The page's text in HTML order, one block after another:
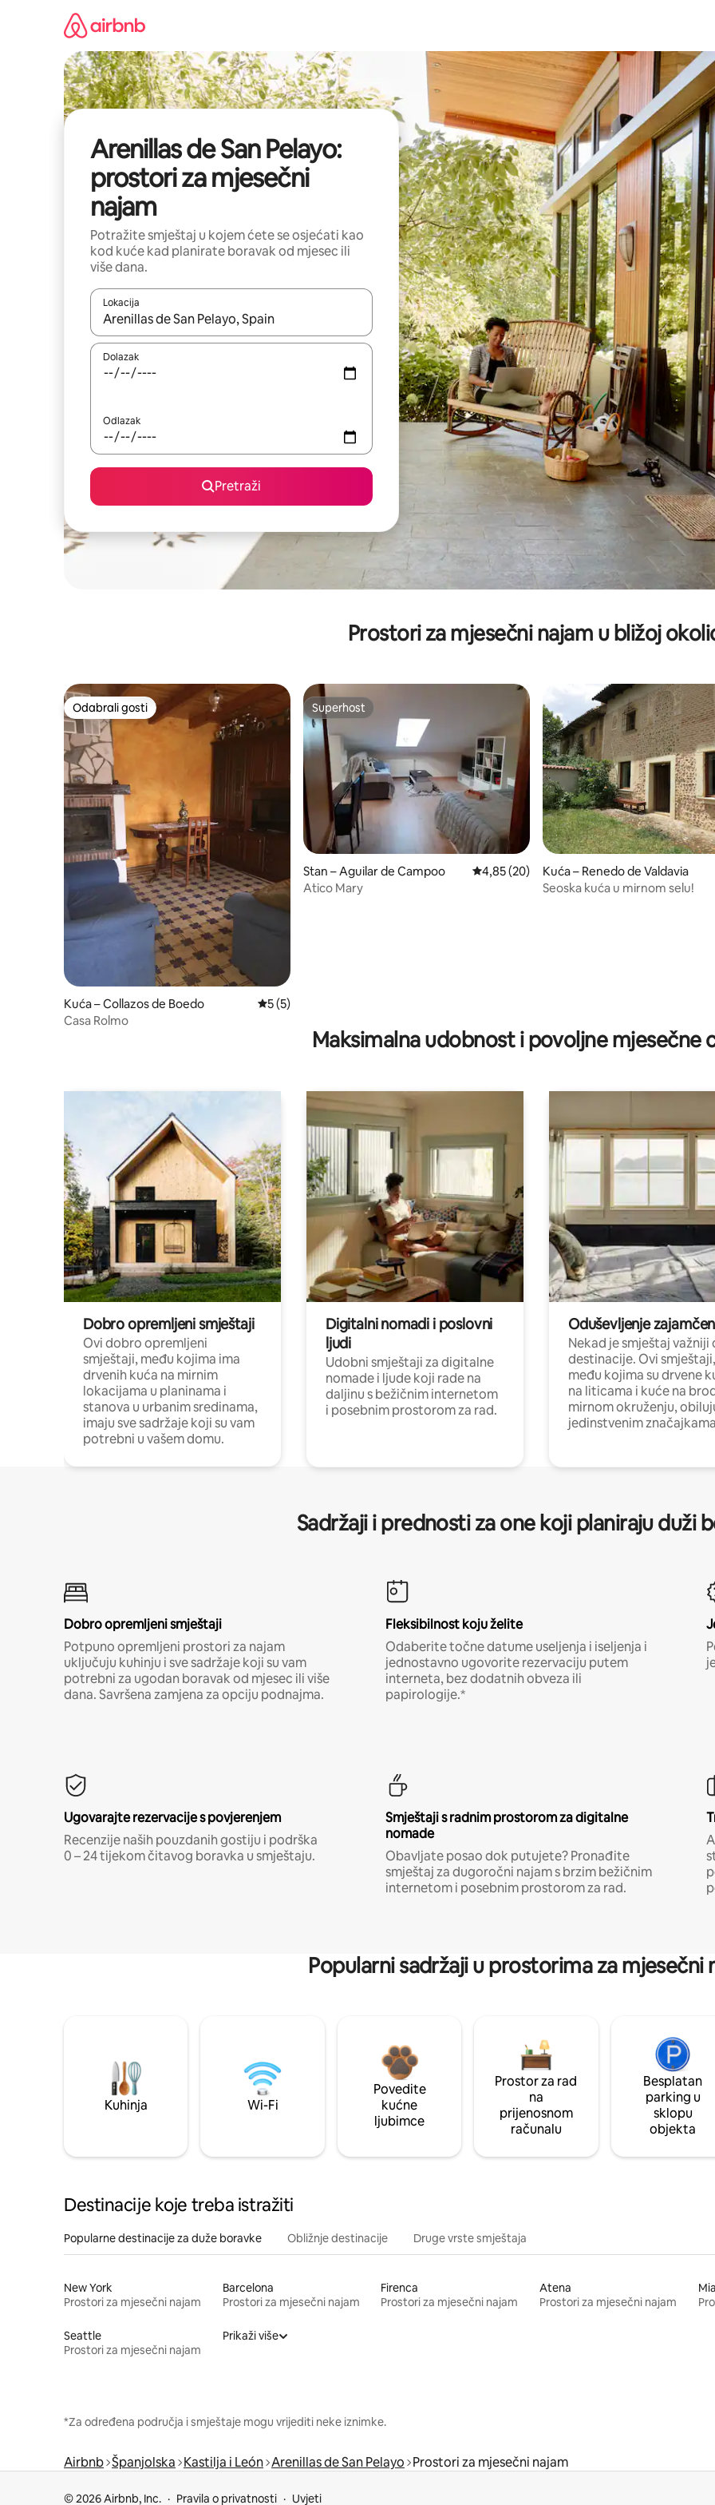
Arenillas de San Pelayo:
prostori za mjesečni
najam
Potražite smještaj u kojem ćete se osjećati kao
kod kuće kad planirate boravak od mjesec ili
više dana.
Lokacija
Kada budu dostupni rezultati, moći ćete ih pregledati koristeći se strelicama prema gore i prema dolje, kao i dodirom ili
Dolazak
Odlazak
Pretraži
Prostori za mjesečni najam u bližoj
Odabrali gosti
Odabrali gosti
Kuća – Collazos de Boedo Prosječna ocjena: 5/5, recenzija: 5
5 (5)
Casa Rolmo
Superhost
Superhost
Stan – Aguilar de Campoo Prosječna ocjena: 4,85/5, recenzija: 20
4,85 (20)
Atico Mary
Kuća – Renedo de Valdavia
Seoska kuća u mirnom selu!
Maksimalna udobnost i povoljne mjesečne
Dobro opremljeni smještaji
Ovi dobro opremljeni
smještaji, među kojima ima
drvenih kuća na mirnim
lokacijama u planinama i
stanova u urbanim sredinama,
imaju sve sadržaje koji su vam
potrebni u vašem domu.
Digitalni nomadi i poslovni
ljudi
Udobni smještaji za digitalne
nomade i ljude koji rade na
daljinu s bežičnim internetom
i posebnim prostorom za rad.
Oduševljenje
Nekad je smještaj važniji
destinacije. Ovi smještaji,
među kojima su drvene
na liticama i kuće na
mirnom okruženju,
jedinstvenim
Sadržaji i prednosti za one koji planiraju duži
Dobro opremljeni smještaji
Potpuno opremljeni prostori za najam
uključuju kuhinju i sve sadržaje koji su vam
potrebni za ugodan boravak od mjesec ili više
dana. Savršena zamjena za opciju podnajma.
Fleksibilnost koju želite
Odaberite točne datume useljenja i iseljenja i
jednostavno ugovorite rezervaciju putem
interneta, bez dodatnih obveza ili
papirologije.*
Ugovarajte rezervacije s povjerenjem
Recenzije naših pouzdanih gostiju i podrška
0 – 24 tijekom čitavog boravka u smještaju.
Smještaji s radnim prostorom za digitalne
nomade
Obavljate posao dok putujete? Pronađite
smještaj za dugoročni najam s brzim bežičnim
internetom i posebnim prostorom za rad.
Popularni sadržaji u prostorima za mjesečni
Kuhinja Wi-Fi
Povedite
kućne
ljubimce
Prostor za rad
na
prijenosnom
računalu
Besplatan
parking u
sklopu
objekta
Destinacije koje treba istražiti
Popularne destinacije za duže boravke Obližnje destinacije Druge vrste smještaja
New York
Prostori za mjesečni najam
Barcelona
Prostori za mjesečni najam
Firenca
Prostori za mjesečni najam
Atena
Prostori za mjesečni najam
Seattle
Prostori za mjesečni najam
Prikaži više
*Za određena područja i smještaje mogu vrijediti neke iznimke.
Airbnb Španjolska Kastilja i León Arenillas de San Pelayo Prostori za mjesečni najam
© 2026 Airbnb, Inc. Pravila o privatnosti Uvjeti